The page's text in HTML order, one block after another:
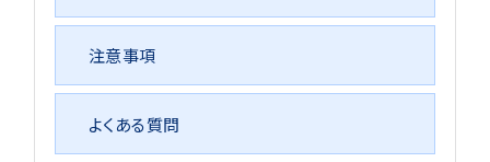
注意事項
よくある質問